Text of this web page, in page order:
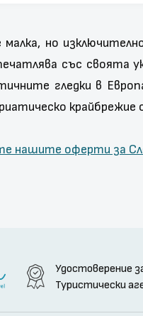
малка, но
със своята
гледки в
крайбрежие
нашите оферти за
Удостоверение
Туристически